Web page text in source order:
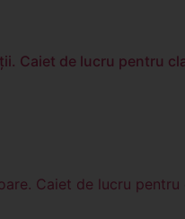
Caiet de lucru pentru